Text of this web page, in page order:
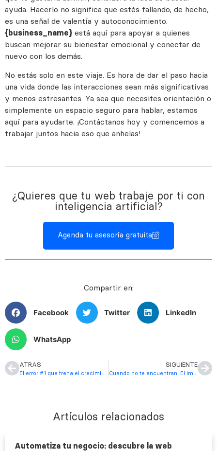
ayuda. Hacerlo no significa que estés fallando; de hecho,
es una señal de valentía y autoconocimiento.
{business_name} está aquí para apoyar a quienes
buscan mejorar su bienestar emocional y conectar de
nuevo con los demás.
No estás solo en este viaje. Es hora de dar el paso hacia
una vida donde las interacciones sean más significativas
y menos estresantes. Ya sea que necesites orientación o
simplemente un espacio seguro para hablar, estamos
aquí para ayudarte. ¡Contáctanos hoy y comencemos a
trabajar juntos hacia eso que anhelas!
¿Quieres que tu web trabaje por ti con
inteligencia artificial?
Agenda tu asesoría gratuita
Compartir en:
Facebook Twitter LinkedIn
WhatsApp
ATRAS
El error #1 que frena el crecimiento de tu negocio online
SIGUIENTE
Cuando no te encuentran: El impacto en tu negocio
Artículos relacionados
Automatiza tu negocio: descubre la web